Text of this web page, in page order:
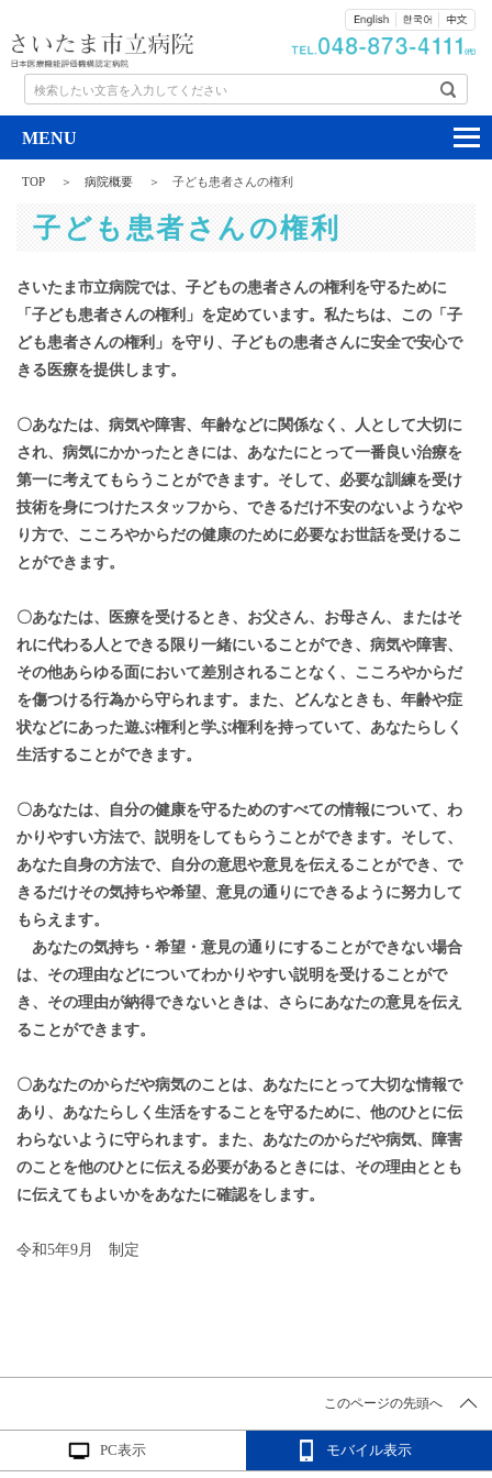
検索したい文言を入力してください
TOP 病院概要 子ども患者さんの権利
子ども患者さんの権利
さいたま市立病院では、子どもの患者さんの権利を守るために
「子ども患者さんの権利」を定めています。私たちは、この「子
ども患者さんの権利」を守り、子どもの患者さんに安全で安心で
きる医療を提供します。
〇あなたは、病気や障害、年齢などに関係なく、人として大切に
され、病気にかかったときには、あなたにとって一番良い治療を
第一に考えてもらうことができます。そして、必要な訓練を受け
技術を身につけたスタッフから、できるだけ不安のないようなや
り方で、こころやからだの健康のために必要なお世話を受けるこ
とができます。
〇あなたは、医療を受けるとき、お父さん、お母さん、またはそ
れに代わる人とできる限り一緒にいることができ、病気や障害、
その他あらゆる面において差別されることなく、こころやからだ
を傷つける行為から守られます。また、どんなときも、年齢や症
状などにあった遊ぶ権利と学ぶ権利を持っていて、あなたらしく
生活することができます。
〇あなたは、自分の健康を守るためのすべての情報について、わ
かりやすい方法で、説明をしてもらうことができます。そして、
あなた自身の方法で、自分の意思や意見を伝えることができ、で
きるだけその気持ちや希望、意見の通りにできるように努力して
もらえます。
あなたの気持ち・希望・意見の通りにすることができない場合
は、その理由などについてわかりやすい説明を受けることがで
き、その理由が納得できないときは、さらにあなたの意見を伝え
ることができます。
〇あなたのからだや病気のことは、あなたにとって大切な情報で
あり、あなたらしく生活をすることを守るために、他のひとに伝
わらないように守られます。また、あなたのからだや病気、障害
のことを他のひとに伝える必要があるときには、その理由ととも
に伝えてもよいかをあなたに確認をします。
令和5年9月 制定
このページの先頭へ
PC表示 モバイル表示